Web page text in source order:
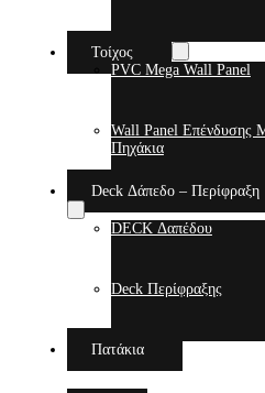
Τοίχος
PVC Mega Wall Panel
Wall Panel Επένδυσης
Πηχάκια
Deck Δάπεδο – Περίφραξη
DECK Δαπέδου
Deck Περίφραξης
Πατάκια